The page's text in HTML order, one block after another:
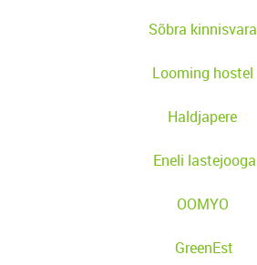
Sõbra kinnisvara
Looming hostel
Haldjapere
Eneli lastejooga
OOMYO
GreenEst